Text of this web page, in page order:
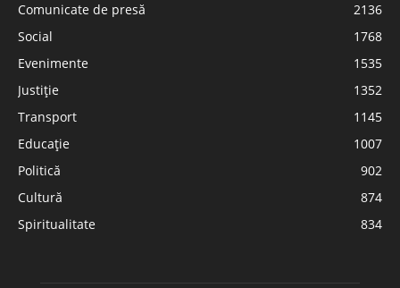
Comunicate de presă
2136
Social
1768
Evenimente
1535
Justiție
1352
Transport
1145
Educație
1007
Politică
902
Cultură
874
Spiritualitate
834